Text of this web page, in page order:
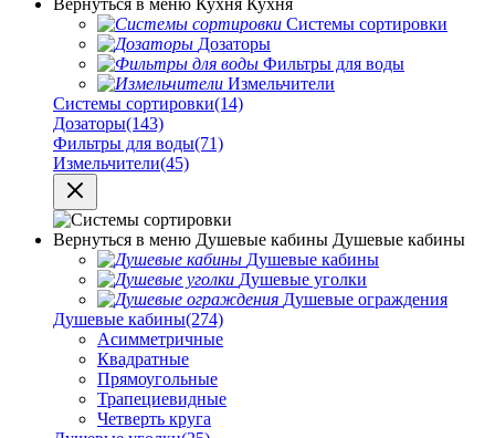
Вернуться в меню Кухня Кухня
Системы сортировки
Дозаторы
Фильтры для воды
Измельчители
Системы сортировки(14)
Дозаторы(143)
Фильтры для воды(71)
Измельчители(45)
Вернуться в меню Душевые кабины Душевые кабины
Душевые кабины
Душевые уголки
Душевые ограждения
Душевые кабины(274)
Асимметричные
Квадратные
Прямоугольные
Трапециевидные
Четверть круга